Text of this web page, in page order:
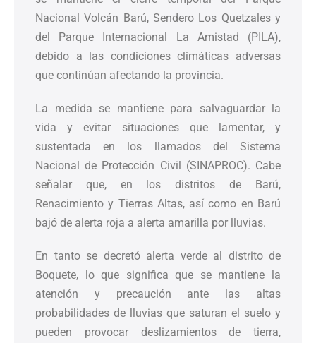
Nacional Volcán Barú, Sendero Los Quetzales y
del Parque Internacional La Amistad (PILA),
debido a las condiciones climáticas adversas
que continúan afectando la provincia.
La medida se mantiene para salvaguardar la
vida y evitar situaciones que lamentar, y
sustentada en los llamados del Sistema
Nacional de Protección Civil (SINAPROC). Cabe
señalar que, en los distritos de Barú,
Renacimiento y Tierras Altas, así como en Barú
bajó de alerta roja a alerta amarilla por lluvias.
En tanto se decretó alerta verde al distrito de
Boquete, lo que significa que se mantiene la
atención y precaución ante las altas
probabilidades de lluvias que saturan el suelo y
pueden provocar deslizamientos de tierra,